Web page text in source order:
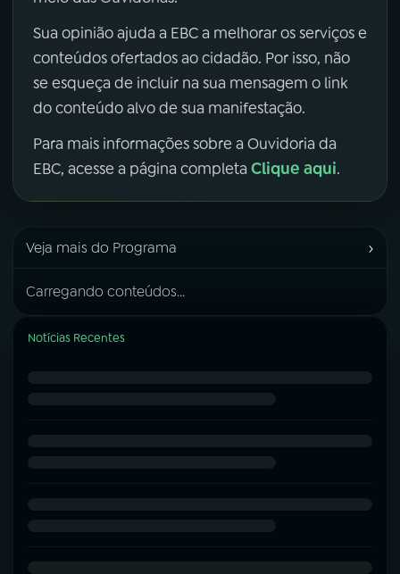
Sua opinião ajuda a EBC a melhorar os serviços e
conteúdos ofertados ao cidadão. Por isso, não
se esqueça de incluir na sua mensagem o link
do conteúdo alvo de sua manifestação.
Para mais informações sobre a Ouvidoria da
EBC, acesse a página completa Clique aqui.
Veja mais do Programa ›
Carregando conteúdos...
Notícias Recentes